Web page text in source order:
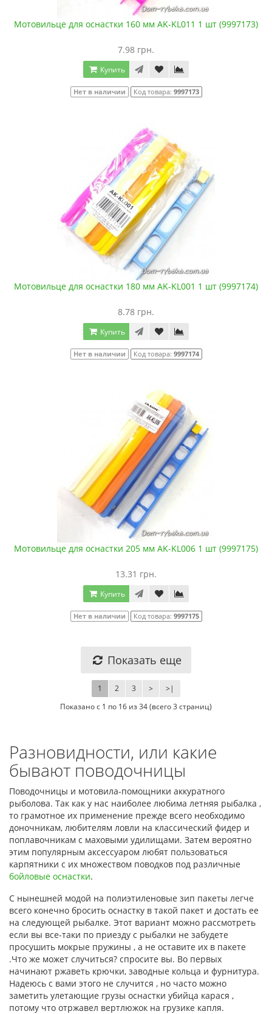
Мотовильце для оснастки 160 мм AK-KL011 1 шт (9997173)
7.98 грн.
Купить
Нет в наличии Код товара: 9997173
Мотовильце для оснастки 180 мм AK-KL001 1 шт (9997174)
8.78 грн.
Купить
Нет в наличии Код товара: 9997174
Мотовильце для оснастки 205 мм AK-KL006 1 шт (9997175)
13.31 грн.
Купить
Нет в наличии Код товара: 9997175
Показать еще
1 2 3 > >|
Показано с 1 по 16 из 34 (всего 3 страниц)
Разновидности, или какие
бывают поводочницы
Поводочницы и мотовила-помощники аккуратного
рыболова. Так как у нас наиболее любима летняя рыбалка ,
то грамотное их применение прежде всего необходимо
доночникам, любителям ловли на классический фидер и
поплавочникам с маховыми удилищами. Затем вероятно
этим популярным аксессуаром любят пользоваться
карпятники с их множеством поводков под различные
бойловые оснастки.
С нынешней модой на полиэтиленовые зип пакеты легче
всего конечно бросить оснастку в такой пакет и достать ее
на следующей рыбалке. Этот вариант можно рассмотреть
если вы все-таки по приезду с рыбалки не забудете
просушить мокрые пружины , а не оставите их в пакете
.Что же может случиться? спросите вы. Во первых
начинают ржаветь крючки, заводные кольца и фурнитура.
Надеюсь с вами этого не случится , но часто можно
заметить улетающие грузы оснастки убийца карася ,
потому что отржавел вертлюжок на грузике капля.